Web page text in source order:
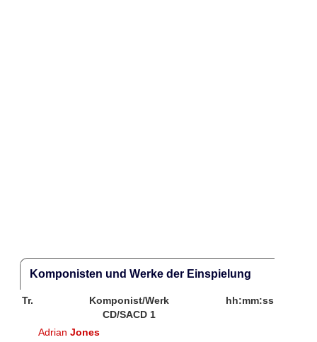
Komponisten und Werke der Einspielung
Tr. Komponist/Werk
hh:mm:ss
CD/SACD 1
AdrianJones